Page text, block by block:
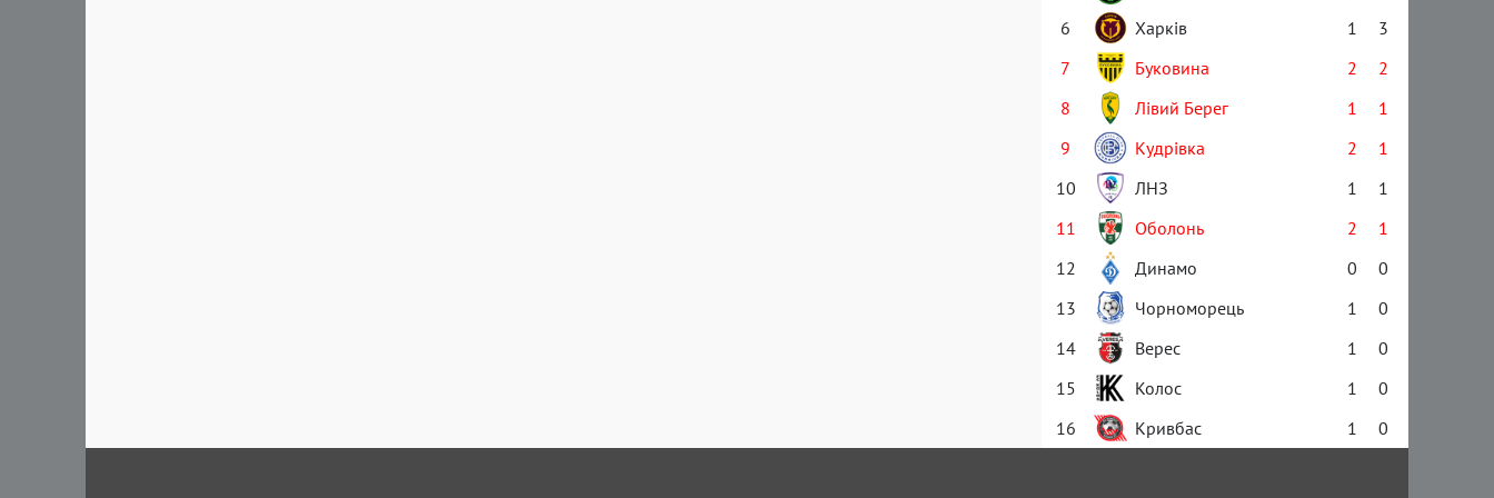
6
Харків 1
3
7
Буковина 2
2
8
Лівий Берег 1
1
9
Кудрівка 2
1
10
ЛНЗ 1
1
11
Оболонь 2
1
12
Динамо 0
0
13
Чорноморець 1
0
14
Верес 1
0
15
Колос 1
0
16
Кривбас 1 0